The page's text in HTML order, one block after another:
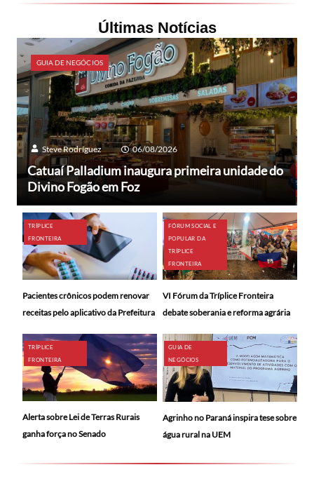
Últimas Notícias
GUIA DE NEGÓCIOS
Steve Rodríguez 06/08/2026
Catuaí Palladium inaugura primeira unidade do
Divino Fogão em Foz
TRÍPLICE
FRONTEIRA
Pacientes crônicos podem renovar
receitas pelo aplicativo da Prefeitura
FÓRUM SOCIAL E
POPULAR DA
TRÍPLICE
FRONTEIRA
VI Fórum da Tríplice Fronteira
debate soberania e reforma agrária
TRÍPLICE
FRONTEIRA
Alerta sobre Lei de Terras Rurais
ganha força no Senado
GUIA DE
NEGÓCIOS
Agrinho no Paraná inspira tese sobre
água rural na UEM